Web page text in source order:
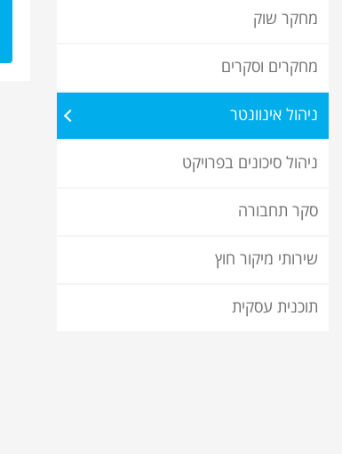
מחקר שוק
מחקרים וסקרים
ניהול אינוונטר
ניהול סיכונים בפרויקט
סקר תחבורה
שירותי מיקור חוץ
תוכנית עסקית